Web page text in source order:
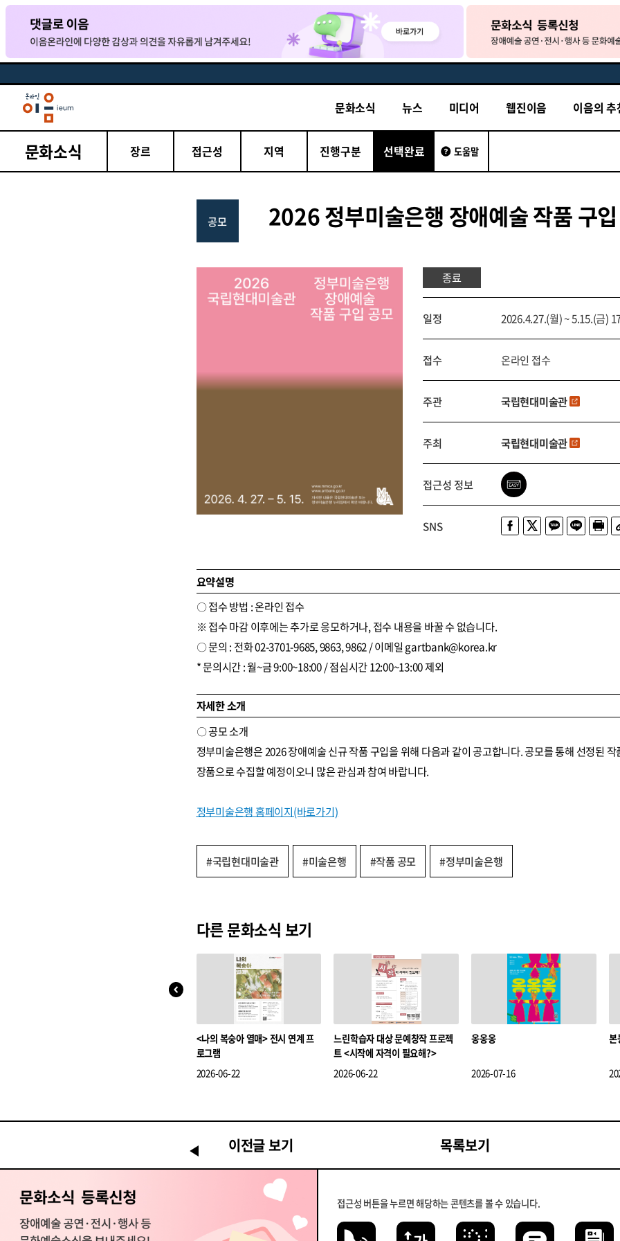
문화소식 뉴스 미디어 웹진이음 이음의 추
문화소식 장르 접근성 지역 진행구분 선택완료 도움말
공모 2026 정부미술은행 장애예술 작품 구
종료
일정 2026.4.27.(월) ~ 5.15.(금)
접수 온라인 접수
주관 국립현대미술관
주최 국립현대미술관
접근성 정보
SNS
요약설명
〇 접수 방법 : 온라인 접수
※ 접수 마감 이후에는 추가로 응모하거나, 접수 내용을 바꿀 수 없습니다.
〇 문의 : 전화 02-3701-9685, 9863, 9862 / 이메일 gartbank@korea.kr
* 문의시간 : 월~금 9:00~18:00 / 점심시간 12:00~13:00 제외
자세한 소개
〇 공모 소개
정부미술은행은 2026 장애예술 신규 작품 구입을 위해 다음과 같이 공고합니다. 공모를 통해 선정된
장품으로 수집할 예정이오니 많은 관심과 참여 바랍니다.
정부미술은행 홈페이지(바로가기)
#국립현대미술관 #미술은행 #작품 공모 #정부미술은행
다른 문화소식 보기
<나의 복숭아 열매> 전시 연계 프
로그램
2026-06-22
느린학습자 대상 문예창작 프로젝
트 <시작에 자격이 필요해?>
2026-06-22
옹옹옹
2026-07-16
본
이전글 보기 목록보기
접근성 버튼을 누르면 해당하는 콘텐츠를 볼 수 있습니다.